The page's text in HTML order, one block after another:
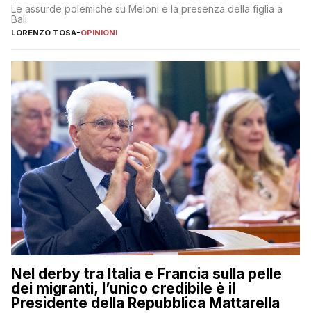
Le assurde polemiche su Meloni e la presenza della figlia a
Bali
LORENZO TOSA-OPINIONI
Nel derby tra Italia e Francia sulla pelle
dei migranti, l’unico credibile è il
Presidente della Repubblica Mattarella